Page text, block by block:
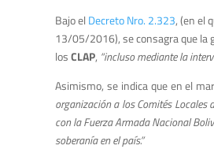
Bajo el Decreto Nro. 2.323, (en el
13/05/2016), se consagra que la
losCLAP, “incluso mediante la
Asimismo, se indica que en el
organización a los Comités Locales
con la Fuerza Armada Nacional
soberanía en el país.”